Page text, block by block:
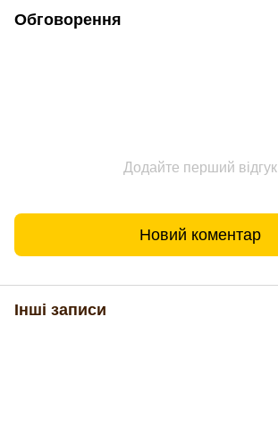
Обговорення
Додайте перший відгук
Новий коментар
Інші записи